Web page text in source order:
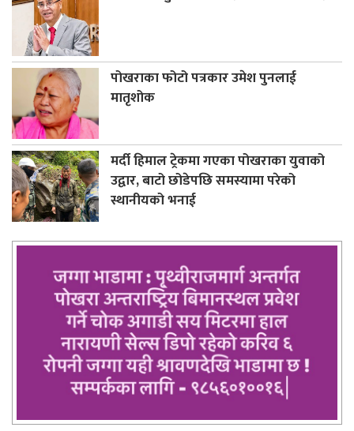
पोखराका फोटो पत्रकार उमेश पुनलाई
मातृशोक
मर्दी हिमाल ट्रेकमा गएका पोखराका युवाको
उद्वार, बाटो छोडेपछि समस्यामा परेको
स्थानीयको भनाई